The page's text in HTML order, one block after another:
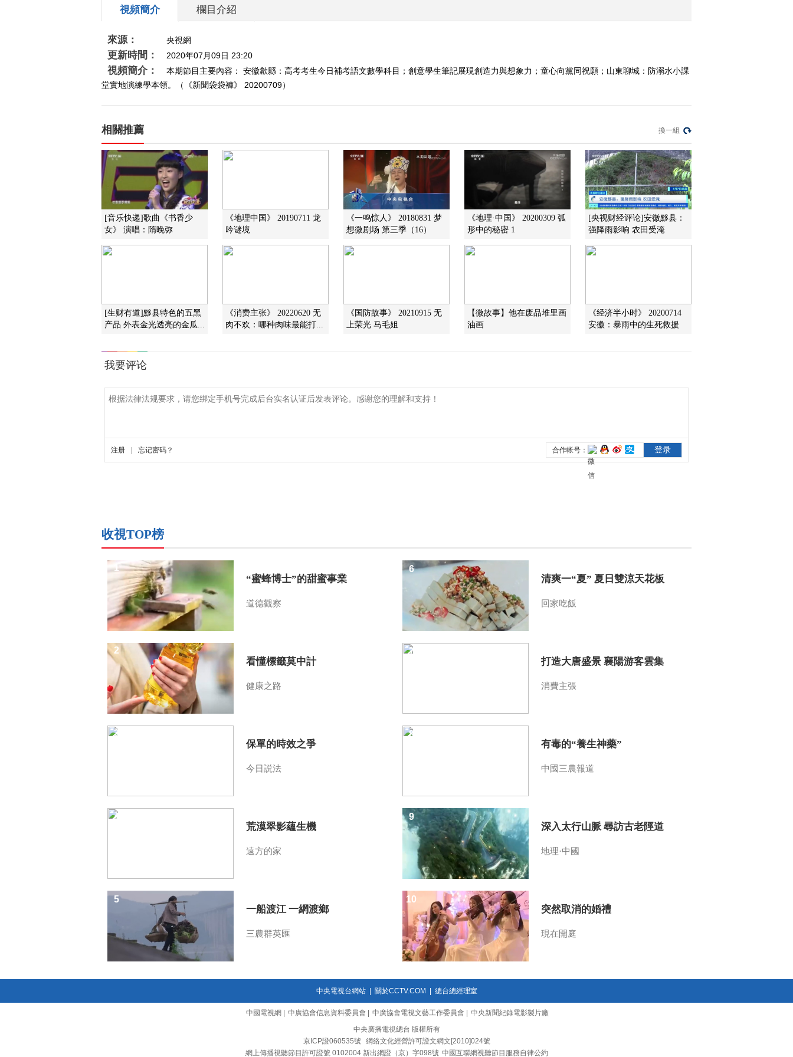
2020-07-03 02:00:25
《新闻袋袋裤》
20200701
2020-07-02 00:54:29
《新闻袋袋裤》
20200630
《新闻袋袋裤》
20200629
2020-06-30 02:18:36
20200624
《新闻袋袋裤》
20200623
2020-06-23 02:00:58
20200619
2020-06-18 01:07:14
《新闻袋袋裤》
20200612
2020-06-12 00:11:34
視頻簡介 欄目介紹
來源： 央視網
更新時間： 2020年07月09日 23:20
視頻簡介：
本期節目主要內容： 安徽歙縣：高考考生今日補考語文數學科目；創意學生筆記展現創造力與想象力；童心向黨同祝願；山東聊城：防溺水小課
堂實地演練學本領。（《新聞袋袋褲》 20200709）
相關推薦 換一組
[音乐快递]歌曲《书香少
女》 演唱：隋晚弥
《地理中国》 20190711 龙
吟谜境
《一鸣惊人》 20180831 梦
想微剧场 第三季（16）
《地理·中国》 20200309 弧
形中的秘密 1
[央视财经评论]安徽黟县：
强降雨影响 农田受淹
[生财有道]黟县特色的五黑
产品 外表金光透亮的金瓜...
《消费主张》 20220620 无
肉不欢：哪种肉味最能打...
《国防故事》 20210915 无
上荣光 马毛姐
【微故事】他在废品堆里画
油画
《经济半小时》 20200714
安徽：暴雨中的生死救援
收視TOP榜
“蜜蜂博士”的甜蜜事業
道德觀察
1
看懂標籤莫中計
健康之路
2
保單的時效之爭
今日説法
3
荒漠翠影蘊生機
遠方的家
4
一船渡江 一網渡鄉
三農群英匯
5
清爽一“夏” 夏日雙涼天花板
回家吃飯
6
打造大唐盛景 襄陽游客雲集
消費主張
7
有毒的“養生神藥”
中國三農報道
8
深入太行山脈 尋訪古老陘道
地理·中國
9
突然取消的婚禮
現在開庭
10
中央電視台網站| 關於CCTV.COM 總台總經理室
中國電視網 中廣協會信息資料委員會 中廣協會電視文藝工作委員會
中央新聞紀錄電影製片廠
中央廣播電視總台 版權所有
京ICP證060535號
網絡文化經營許可證文網文[2010]024號
網上傳播視聽節目許可證號 0102004 新出網證（京）字098號 中國互聯網視聽節目服務自律公約